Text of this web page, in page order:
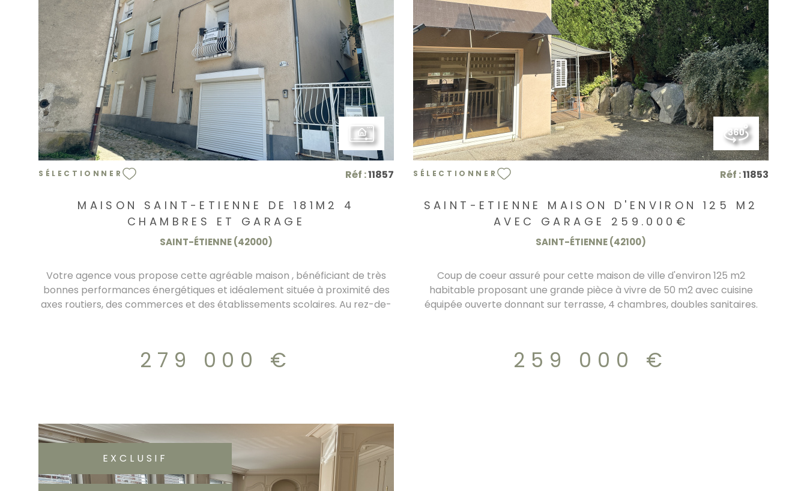
VOIR LE BIEN
SÉLECTIONNER Réf :11857
MAISON SAINT-ETIENNE DE 181M2 4
CHAMBRES ET GARAGE
SAINT-ÉTIENNE (42000)
Votre agence vous propose cette agréable maison , bénéficiant de très
bonnes performances énergétiques et idéalement située à proximité des
axes routiers, des commerces et des établissements scolaires. Au rez-de-
lumineux distribue trois chambres, dont une avec salle d'eau et wc
sont en aluminium double vitrage avec volets roulants électriques le
chauffage est une pompe à chaleur. la taxe foncière est de 1856€.
279 000 €
VOIR LE BIEN
SÉLECTIONNER Réf :11853
SAINT-ETIENNE MAISON D'ENVIRON 125 M2
AVEC GARAGE 259.000€
SAINT-ÉTIENNE (42100)
Coup de coeur assuré pour cette maison de ville d'environ 125 m2
habitable proposant une grande pièce à vivre de 50 m2 avec cuisine
équipée ouverte donnant sur terrasse, 4 chambres, doubles sanitaires.
259 000 €
EXCLUSIF